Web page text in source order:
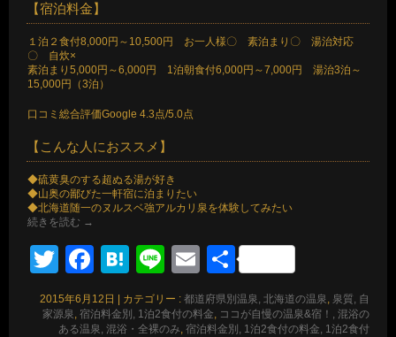
【宿泊料金】
１泊２食付8,000円～10,500円 お一人様〇 素泊まり〇 湯治対応
〇 自炊×
素泊まり5,000円～6,000円 1泊朝食付6,000円～7,000円 湯治3泊～
15,000円（3泊）
口コミ総合評価Google 4.3点/5.0点
【こんな人におススメ】
◆硫黄臭のする超ぬる湯が好き
◆山奥の鄙びた一軒宿に泊まりたい
◆北海道随一のヌルスベ強アルカリ泉を体験してみたい
続きを読む →
TwitterFacebook
Hatena
LineEmail
共
有
2015年6月12日 カテゴリー : 都道府県別温泉, 北海道の温泉, 泉質, 自
家源泉, 宿泊料金別, 1泊2食付の料金, ココが自慢の温泉&宿！, 混浴の
ある温泉, 混浴・全裸のみ, 宿泊料金別, 1泊2食付の料金, 1泊2食付